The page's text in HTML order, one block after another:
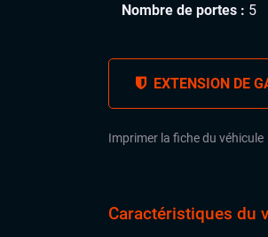
Nombre de portes : 5
EXTENSION DE
Imprimer la fiche du véhicule
Caractéristiques du